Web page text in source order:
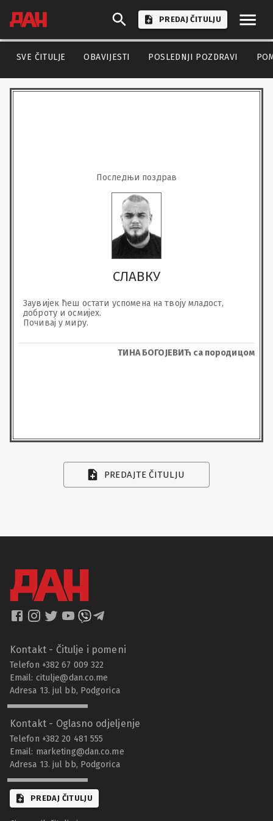
PREDAJ ČITULJU
SVE ČITULJE OBAVIJESTI POSLEDNJI POZDRAVI
Последњи поздрав
СЛАВКУ
Заувијек ћеш остати успомена на твоју младост,
доброту и осмијех.
Почивај у миру.
ТИНА БОГОЈЕВИЋ са породицом
PREDAJTE ČITULJU
Kontakt - Čitulje i pomeni
Telefon +382 67 009 322
Email: citulje@dan.co.me
Adresa 13. jul bb, Podgorica
Kontakt - Oglasno odjeljenje
Telefon +382 20 481 555
Email: marketing@dan.co.me
Adresa 13. jul bb, Podgorica
PREDAJ ČITULJU